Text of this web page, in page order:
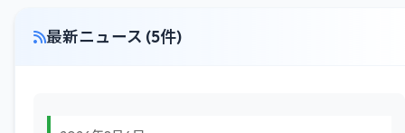
最新ニュース (5件)